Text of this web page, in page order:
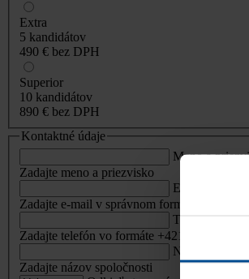
Extra
5 kandidátov
490 € bez DPH
Superior
10 kandidátov
890 € bez DPH
Kontaktné údaje
Meno a
Zadajte meno a priezvisko
E-mail
Zadajte e-mail v správnom formáte
Telefón
Zadajte telefón vo formáte +421 912 345 678
Názov
Zadajte názov spoločnosti